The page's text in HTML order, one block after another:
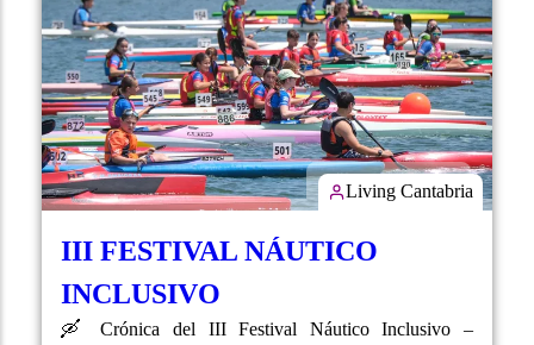
Living Cantabria
III FESTIVAL NÁUTICO
INCLUSIVO
🛶 Crónica del III Festival Náutico Inclusivo –